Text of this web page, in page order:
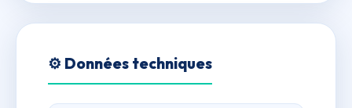
⚙️ Données techniques